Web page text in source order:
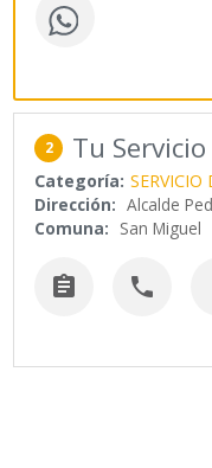
2 Tu
Categoría: SERVICIO
Dirección: Alcalde
Comuna: San Miguel
 